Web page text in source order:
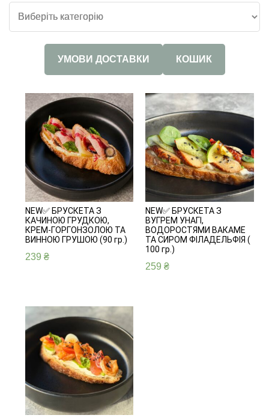
УМОВИ ДОСТАВКИ КОШИК
NEW✅ БРУСКЕТА З
ВУГРЕМ УНАГІ,
ВОДОРОСТЯМИ ВАКАМЕ
ТА СИРОМ ФІЛАДЕЛЬФІЯ (
100 гр.)
259₴
NEW✅ БРУСКЕТА З
КАЧИНОЮ ГРУДКОЮ,
КРЕМ-ГОРГОНЗОЛОЮ ТА
ВИННОЮ ГРУШОЮ (90 гр.)
239 ₴